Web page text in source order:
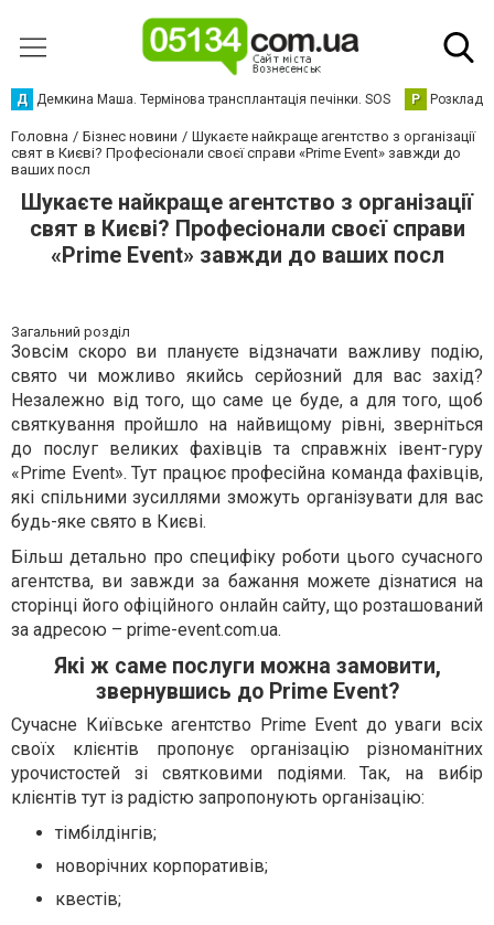
Д Демкина Маша. Термінова трансплантація печінки. SOS Р Розклад
Головна Бізнес новини
Шукаєте найкраще агентство з організації
свят в Києві? Професіонали своєї справи «Prime Event» завжди до
ваших посл
Шукаєте найкраще агентство з організації
свят в Києві? Професіонали своєї справи
«Prime Event» завжди до ваших посл
Загальний розділ
Зовсім скоро ви плануєте відзначати важливу подію,
свято чи можливо якийсь серйозний для вас захід?
Незалежно від того, що саме це буде, а для того, щоб
святкування пройшло на найвищому рівні, зверніться
до послуг великих фахівців та справжніх івент-гуру
«Prime Event». Тут працює професійна команда фахівців,
які спільними зусиллями зможуть організувати для вас
будь-яке свято в Києві.
Більш детально про специфіку роботи цього сучасного
агентства, ви завжди за бажання можете дізнатися на
сторінці його офіційного онлайн сайту, що розташований
за адресою – prime-event.com.ua.
Які ж саме послуги можна замовити,
звернувшись до Prime Event?
Сучасне Київське агентство Prime Event до уваги всіх
своїх клієнтів пропонує організацію різноманітних
урочистостей зі святковими подіями. Так, на вибір
клієнтів тут із радістю запропонують організацію:
тімбілдінгів;
новорічних корпоративів;
квестів;